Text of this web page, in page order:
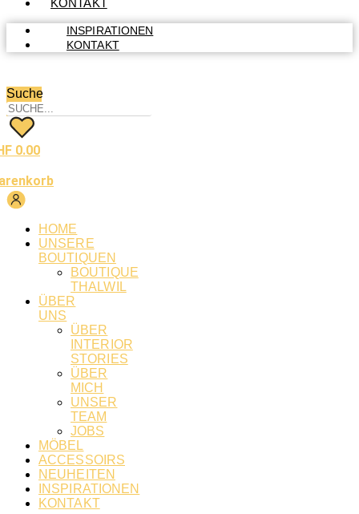
KONTAKT
INSPIRATIONEN
KONTAKT
Suche
0.00
HOME
UNSERE
BOUTIQUEN
BOUTIQUE
THALWIL
ÜBER
UNS
ÜBER
INTERIOR
STORIES
ÜBER
MICH
UNSER
TEAM
JOBS
MÖBEL
ACCESSOIRS
NEUHEITEN
INSPIRATIONEN
KONTAKT